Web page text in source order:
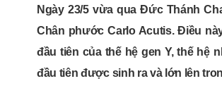
Ngày 23/5 vừa qua Đức Thánh
Chân phước Carlo Acutis. Điều
đầu tiên của thế hệ gen Y, thế hệ
đầu tiên được sinh ra và lớn lên